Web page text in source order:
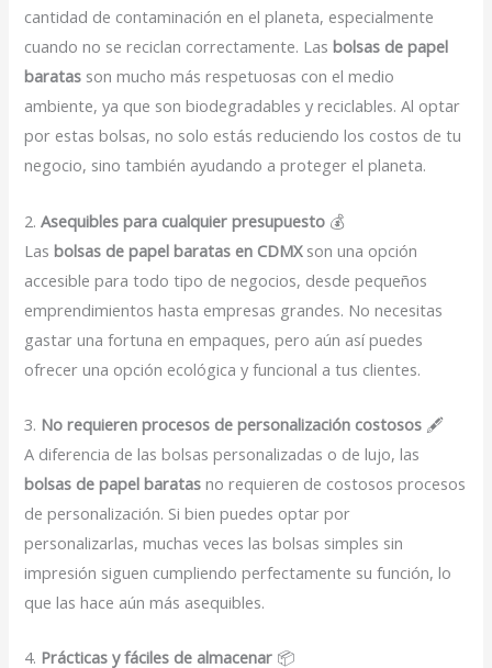
cantidad de contaminación en el planeta, especialmente
cuando no se reciclan correctamente. Lasbolsas de papel
baratas son mucho más respetuosas con el medio
ambiente, ya que son biodegradables y reciclables. Al optar
por estas bolsas, no solo estás reduciendo los costos de tu
negocio, sino también ayudando a proteger el planeta.
2.Asequibles para cualquier presupuesto 💰
Lasbolsas de papel baratas en CDMXson una opción
accesible para todo tipo de negocios, desde pequeños
emprendimientos hasta empresas grandes. No necesitas
gastar una fortuna en empaques, pero aún así puedes
ofrecer una opción ecológica y funcional a tus clientes.
3. No requieren procesos de personalización costosos 🖋️
A diferencia de las bolsas personalizadas o de lujo, las
bolsas de papel baratas no requieren de costosos procesos
de personalización. Si bien puedes optar por
personalizarlas, muchas veces las bolsas simples sin
impresión siguen cumpliendo perfectamente su función, lo
que las hace aún más asequibles.
4. Prácticas y fáciles de almacenar 📦